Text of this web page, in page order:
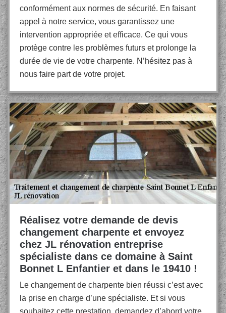
conformément aux normes de sécurité. En faisant
appel à notre service, vous garantissez une
intervention appropriée et efficace. Ce qui vous
protège contre les problèmes futurs et prolonge la
durée de vie de votre charpente. N’hésitez pas à
nous faire part de votre projet.
Réalisez votre demande de devis
changement charpente et envoyez
chez JL rénovation entreprise
spécialiste dans ce domaine à Saint
Bonnet L Enfantier et dans le 19410 !
Le changement de charpente bien réussi c’est avec
la prise en charge d’une spécialiste. Et si vous
souhaitez cette prestation, demandez d’abord votre